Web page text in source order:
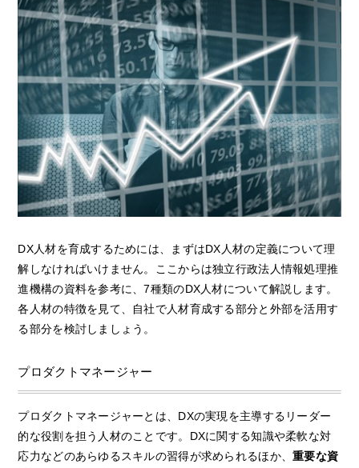
DX人材を育成するためには、まずはDX人材の定義について理
解しなければいけません。ここからは独立行政法人情報処理推
進機構の資料を参考に、7種類のDX人材について解説します。
各人材の特徴を見て、自社で人材育成する部分と外部を活用す
る部分を検討しましょう。
プロダクトマネージャー
プロダクトマネージャーとは、DXの実現を主導するリーダー
的な役割を担う人材のことです。DXに関する知識や柔軟な対
応力などのあらゆるスキルの習得が求められるほか、重要な資